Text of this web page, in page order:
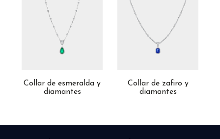
Collar de esmeralda y
diamantes
Collar de zafiro y
diamantes